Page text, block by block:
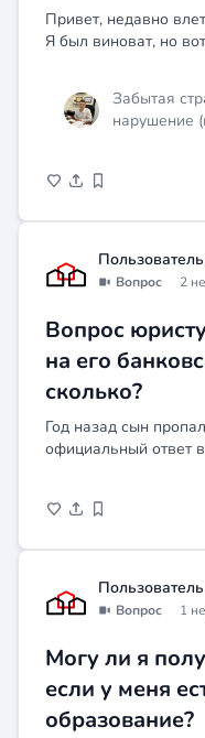
Привет, недавно
Я был виноват, но
вроде как э...Забытая
нарушение
ним,
придется
взыскать
свяжитесь
чтобы
размер
может быть
дошло до суда. Главное сейчас: не
и не
Вопрос 2
Вопрос
на его
сколько?
Год назад сын
официальный ответ
скол...
Вопрос 1
Могу ли я
если у меня
образование?